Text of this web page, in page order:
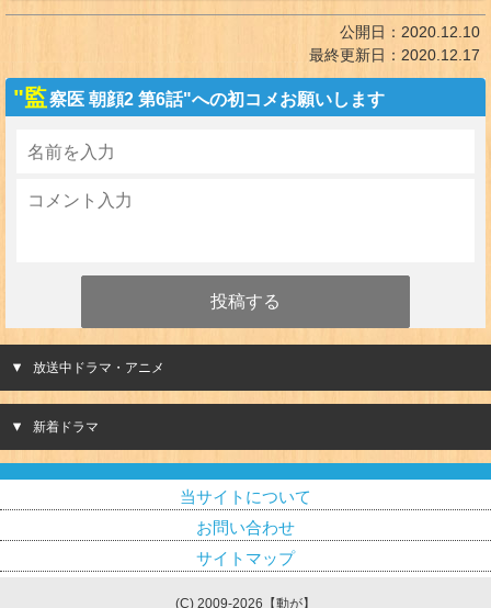
公開日： 2020.12.10
最終更新日： 2020.12.17
"監察医 朝顔2 第6話"への初コメお願いします
放送中ドラマ・アニメ
新着ドラマ
当サイトについて
お問い合わせ
サイトマップ
(C) 2009-2026【動が】